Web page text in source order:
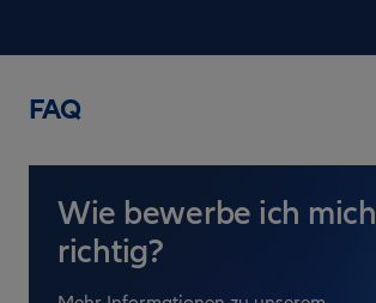
FAQ
Wie bewerbe ich mich
richtig?